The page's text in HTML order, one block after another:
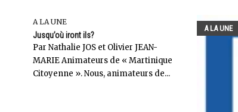
A LA UNE
Jusqu’où iront ils?
Par Nathalie JOS et Olivier JEAN-
MARIE Animateurs de « Martinique
Citoyenne ». Nous, animateurs de...
A LA UNE